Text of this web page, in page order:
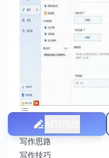
经济法硕士论文写作全攻略
写作思路
写作技巧